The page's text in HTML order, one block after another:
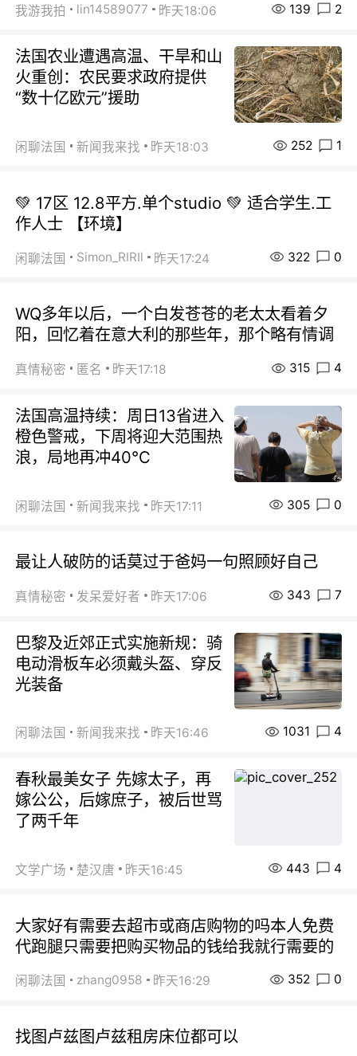
我游我拍 lin14589077 昨天18:06 139 2
法国农业遭遇高温、干旱和山
火重创：农民要求政府提供
“数十亿欧元”援助
闲聊法国 新闻我来找 昨天18:03 252 1
💚 17区 12.8平方.单个studio 💚 适合学生.工
作人士 【环境】
闲聊法国 Simon_RIRIl 昨天17:24 322 0
WQ多年以后，一个白发苍苍的老太太看着夕
阳，回忆着在意大利的那些年，那个略有情调
真情秘密 匿名 昨天17:18 315 4
法国高温持续：周日13省进入
橙色警戒，下周将迎大范围热
浪，局地再冲40℃
闲聊法国 新闻我来找 昨天17:11 305 0
最让人破防的话莫过于爸妈一句照顾好自己
真情秘密 发呆爱好者 昨天17:06 343 7
巴黎及近郊正式实施新规：骑
电动滑板车必须戴头盔、穿反
光装备
闲聊法国 新闻我来找 昨天16:46 1031 4
春秋最美女子 先嫁太子，再
嫁公公，后嫁庶子，被后世骂
了两千年
文学广场 楚汉唐 昨天16:45 443 4
大家好有需要去超市或商店购物的吗本人免费
代跑腿只需要把购买物品的钱给我就行需要的
闲聊法国 zhang0958 昨天16:29 352 0
找图卢兹图卢兹租房床位都可以